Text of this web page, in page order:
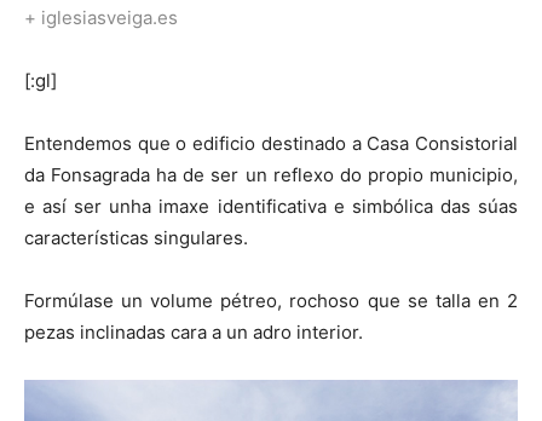
+ iglesiasveiga.es
[:gl]
Entendemos que o edificio destinado a Casa Consistorial
da Fonsagrada ha de ser un reflexo do propio municipio,
e así ser unha imaxe identificativa e simbólica das súas
características singulares.
Formúlase un volume pétreo, rochoso que se talla en 2
pezas inclinadas cara a un adro interior.